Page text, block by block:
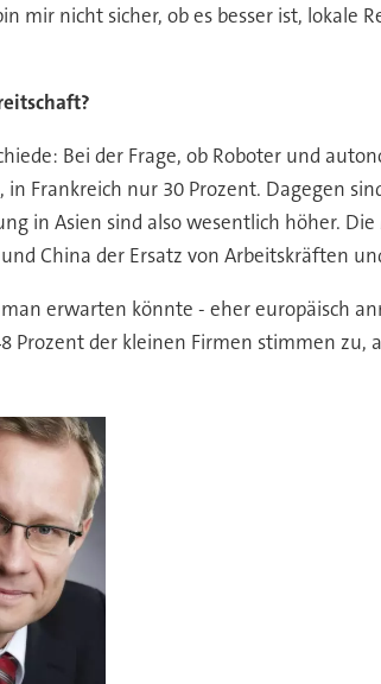
mir nicht sicher, ob es besser ist, lokale
Bei der Frage, ob Roboter und
Frankreich nur 30 Prozent. Dagegen
in Asien sind also wesentlich höher.
China der Ersatz von Arbeitskräften
erwarten könnte - eher europäisch
der kleinen Firmen stimmen zu,